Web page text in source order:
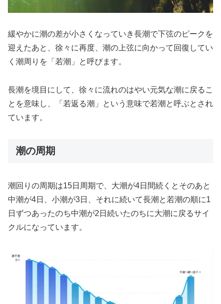
緩やかに潮の差が小さくなっていき長潮で下弦のピークを
迎えたあと、徐々に再度、潮の上弦に向かって回復してい
く潮周りを「若潮」と呼びます。
長潮を境目にして、徐々に流れのはやい元気な潮に戻るこ
とを意味し、「若返る潮」という意味で若潮と呼ぶとされ
ています。
潮の周期
潮回りの周期は15日周期で、大潮が4日間続くとそのあと
中潮が4日、小潮が3日、それに続いて長潮と若潮の順に1
日ずつあったのち中潮が2日続いたのちに大潮に戻るサイ
クルになっています。